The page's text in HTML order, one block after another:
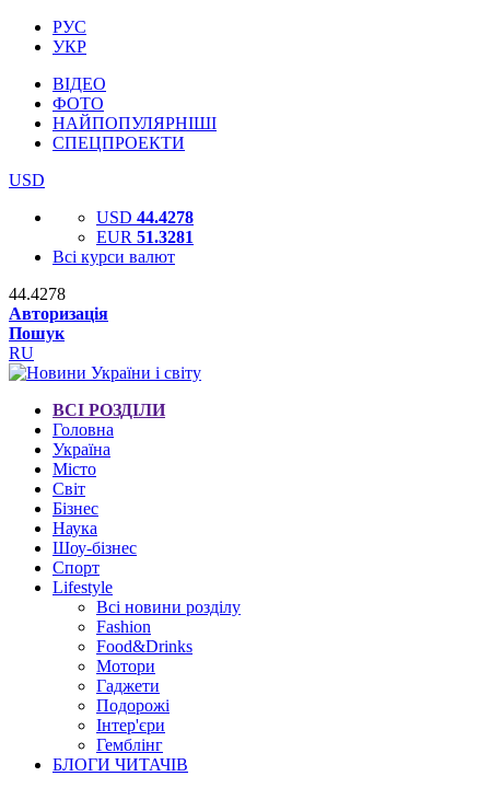
РУС
УКР
ВІДЕО
ФОТО
НАЙПОПУЛЯРНІШІ
СПЕЦПРОЕКТИ
USD
USD 44.4278
EUR 51.3281
Всі курси валют
44.4278
Авторизація
Пошук
RU
ВСІ РОЗДІЛИ
Головна
Україна
Місто
Світ
Бізнес
Наука
Шоу-бізнес
Спорт
Lifestyle
Всі новини розділу
Fashion
Food&Drinks
Мотори
Гаджети
Подорожі
Інтер'єри
Гемблінг
БЛОГИ ЧИТАЧІВ